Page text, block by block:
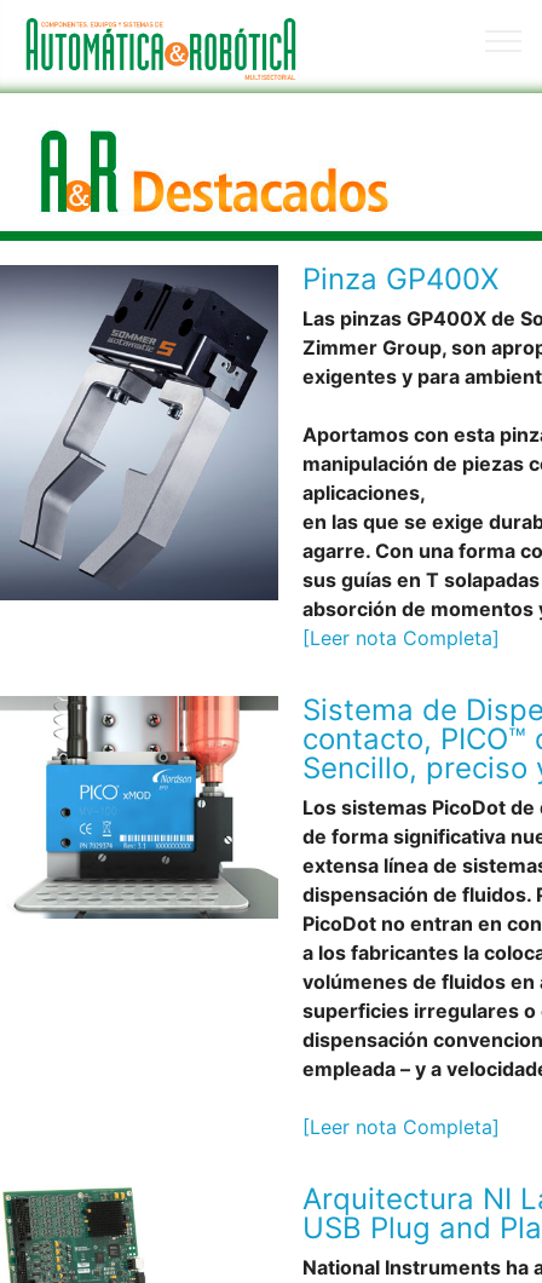
Pinza GP400X
Las pinzas GP400X de
Zimmer Group, son
exigentes y para
Aportamos con esta
manipulación de piezas
aplicaciones,
en las que se exige
agarre. Con una forma
sus guías en T
absorción de momentos
[Leer nota Completa]
Sistema de
contacto, PICO™
Sencillo, preciso
Los sistemas PicoDot
de forma significativa
extensa línea de
dispensación de fluidos.
PicoDot no entran en
a los fabricantes la
volúmenes de fluidos en
superficies irregulares o
dispensación
empleada – y a
[Leer nota Completa]
Arquitectura NI
USB Plug and
National Instruments ha